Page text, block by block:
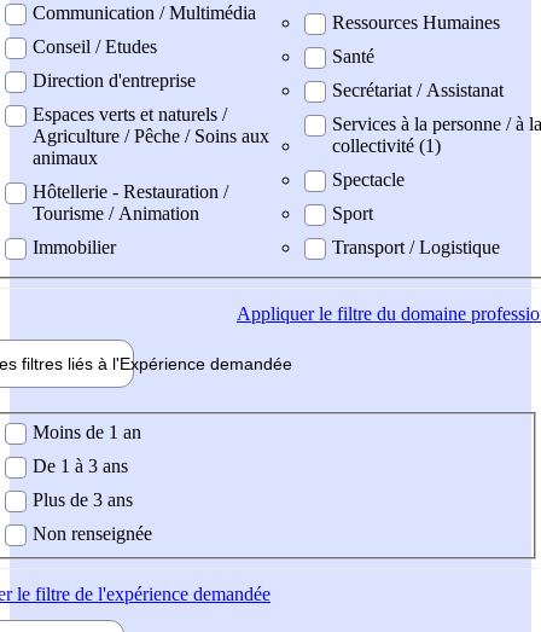
Communication / Multimédia
Conseil / Etudes
Direction d'entreprise
Espaces verts et naturels /
Agriculture / Pêche / Soins aux
animaux
Hôtellerie - Restauration /
Tourisme / Animation
Immobilier
Ressources Humaines
Santé
Secrétariat / Assistanat
Services à la personne / à la
collectivité (1)
Spectacle
Sport
Transport / Logistique
Appliquerle filtre du domaine
filtres liés à l'Expérience demandée
demandée
Moins de 1 an
De 1 à 3 ans
Plus de 3 ans
Non renseignée
le filtre de l'expérience demandée